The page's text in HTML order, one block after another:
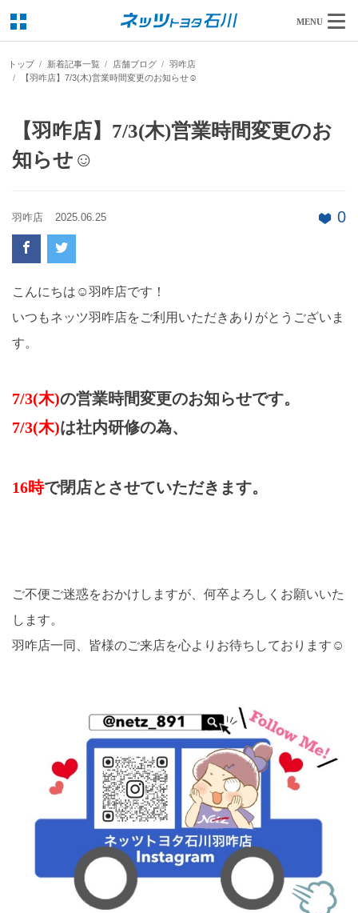
MENU
トップ 新着記事一覧 店舗ブログ
羽咋店
【羽咋店】7/3(木)営業時間変更のお知らせ☺
【羽咋店】7/3(木)営業時間変更のお
知らせ☺
羽咋店 2025.06.25 0
こんにちは☺羽咋店です！
いつもネッツ羽咋店をご利用いただきありがとうございま
す。
7/3(木)の営業時間変更のお知らせです。
7/3(木)は社内研修の為、
16時で閉店とさせていただきます。
ご不便ご迷惑をおかけしますが、何卒よろしくお願いいた
します。
羽咋店一同、皆様のご来店を心よりお待ちしております☺